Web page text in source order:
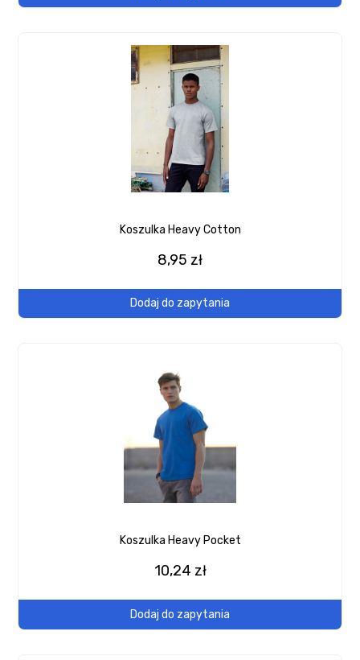
Koszulka Heavy Cotton
8,95 zł
Dodaj do zapytania
Koszulka Heavy Pocket
10,24 zł
Dodaj do zapytania